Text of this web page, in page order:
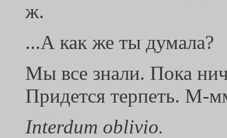
ж.
...А как же ты думала?
Мы все знали. Пока
Придется терпеть. М-
Interdum oblivio.